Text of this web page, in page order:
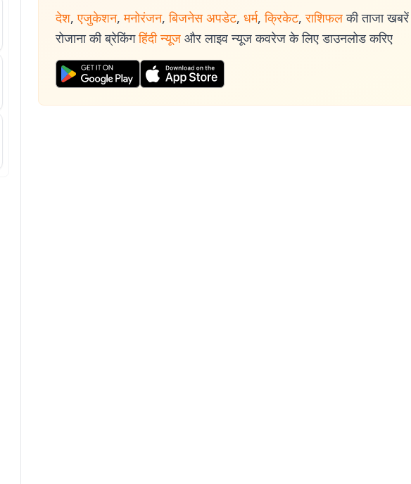
देश, एजुकेशन, मनोरंजन, बिजनेस अपडेट, धर्म, क्रिकेट, राशिफल की ताजा
रोजाना की ब्रेकिंग हिंदी न्यूज और लाइव न्यूज कवरेज के लिए डाउनलोड करिए